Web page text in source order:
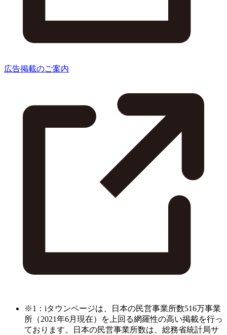
広告掲載のご案内
※1：iタウンページは、日本の民営事業所数516万事業
所（2021年6月現在）を上回る網羅性の高い掲載を行っ
ております。日本の民営事業所数は、総務省統計局サ